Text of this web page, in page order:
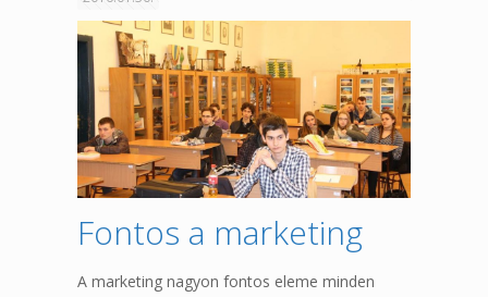
Fontos a marketing
A marketing nagyon fontos eleme minden